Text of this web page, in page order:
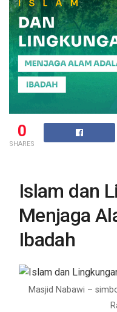
0
SHARES
Islam dan
Menjaga
Ibadah
Masjid Nabawi –